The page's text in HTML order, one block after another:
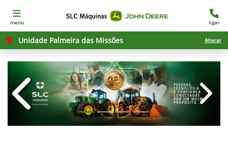
menu ligar
Unidade Palmeira das Missões Alterar
templates.template-